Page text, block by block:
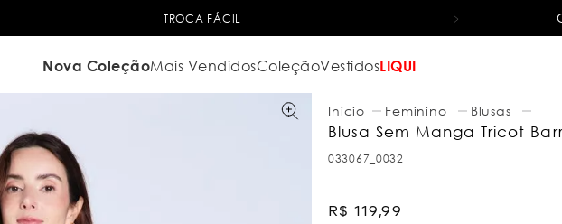
TROCA FÁCIL
Nova ColeçãoMais VendidosColeçãoVestidosLIQUI
Feminino Blusas
Blusa Sem Manga Tricot
033067_0032
R$ 119,99